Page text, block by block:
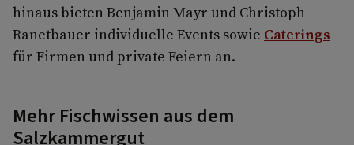
hinaus bieten Benjamin Mayr und Christoph
Ranetbauer individuelle Events sowie Caterings
für Firmen und private Feiern an.
Mehr Fischwissen aus dem
Salzkammergut